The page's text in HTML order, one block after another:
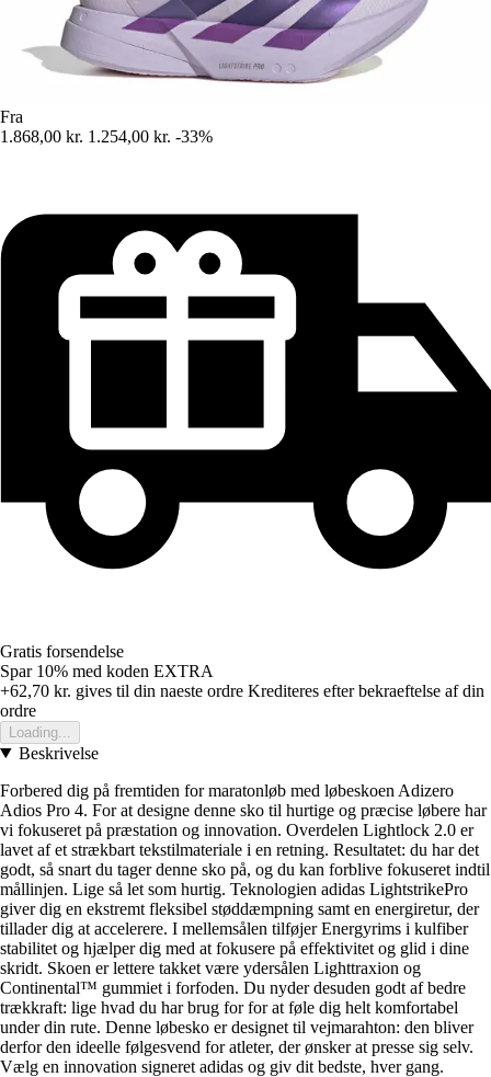
Fra
1.868,00 kr. 1.254,00 kr. -33%
Gratis forsendelse
Spar 10% med koden EXTRA
+62,70 kr. gives til din naeste ordre Krediteres efter bekraeftelse af din
ordre
Loading...
Beskrivelse
Forbered dig på fremtiden for maratonløb med løbeskoen Adizero
Adios Pro 4. For at designe denne sko til hurtige og præcise løbere har
vi fokuseret på præstation og innovation. Overdelen Lightlock 2.0 er
lavet af et strækbart tekstilmateriale i en retning. Resultatet: du har det
godt, så snart du tager denne sko på, og du kan forblive fokuseret indtil
mållinjen. Lige så let som hurtig. Teknologien adidas LightstrikePro
giver dig en ekstremt fleksibel støddæmpning samt en energiretur, der
tillader dig at accelerere. I mellemsålen tilføjer Energyrims i kulfiber
stabilitet og hjælper dig med at fokusere på effektivitet og glid i dine
skridt. Skoen er lettere takket være ydersålen Lighttraxion og
Continental™ gummiet i forfoden. Du nyder desuden godt af bedre
trækkraft: lige hvad du har brug for for at føle dig helt komfortabel
under din rute. Denne løbesko er designet til vejmarahton: den bliver
derfor den ideelle følgesvend for atleter, der ønsker at presse sig selv.
Vælg en innovation signeret adidas og giv dit bedste, hver gang.